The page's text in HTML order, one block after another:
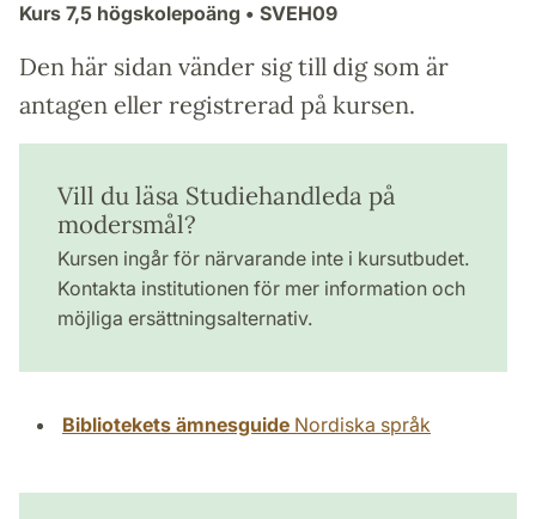
Kurs 7,5 högskolepoäng • SVEH09
Den här sidan vänder sig till dig som är
antagen eller registrerad på kursen.
Vill du läsa Studiehandleda på
modersmål?
Kursen ingår för närvarande inte i kursutbudet.
Kontakta institutionen för mer information och
möjliga ersättningsalternativ.
Bibliotekets ämnesguide Nordiska språk